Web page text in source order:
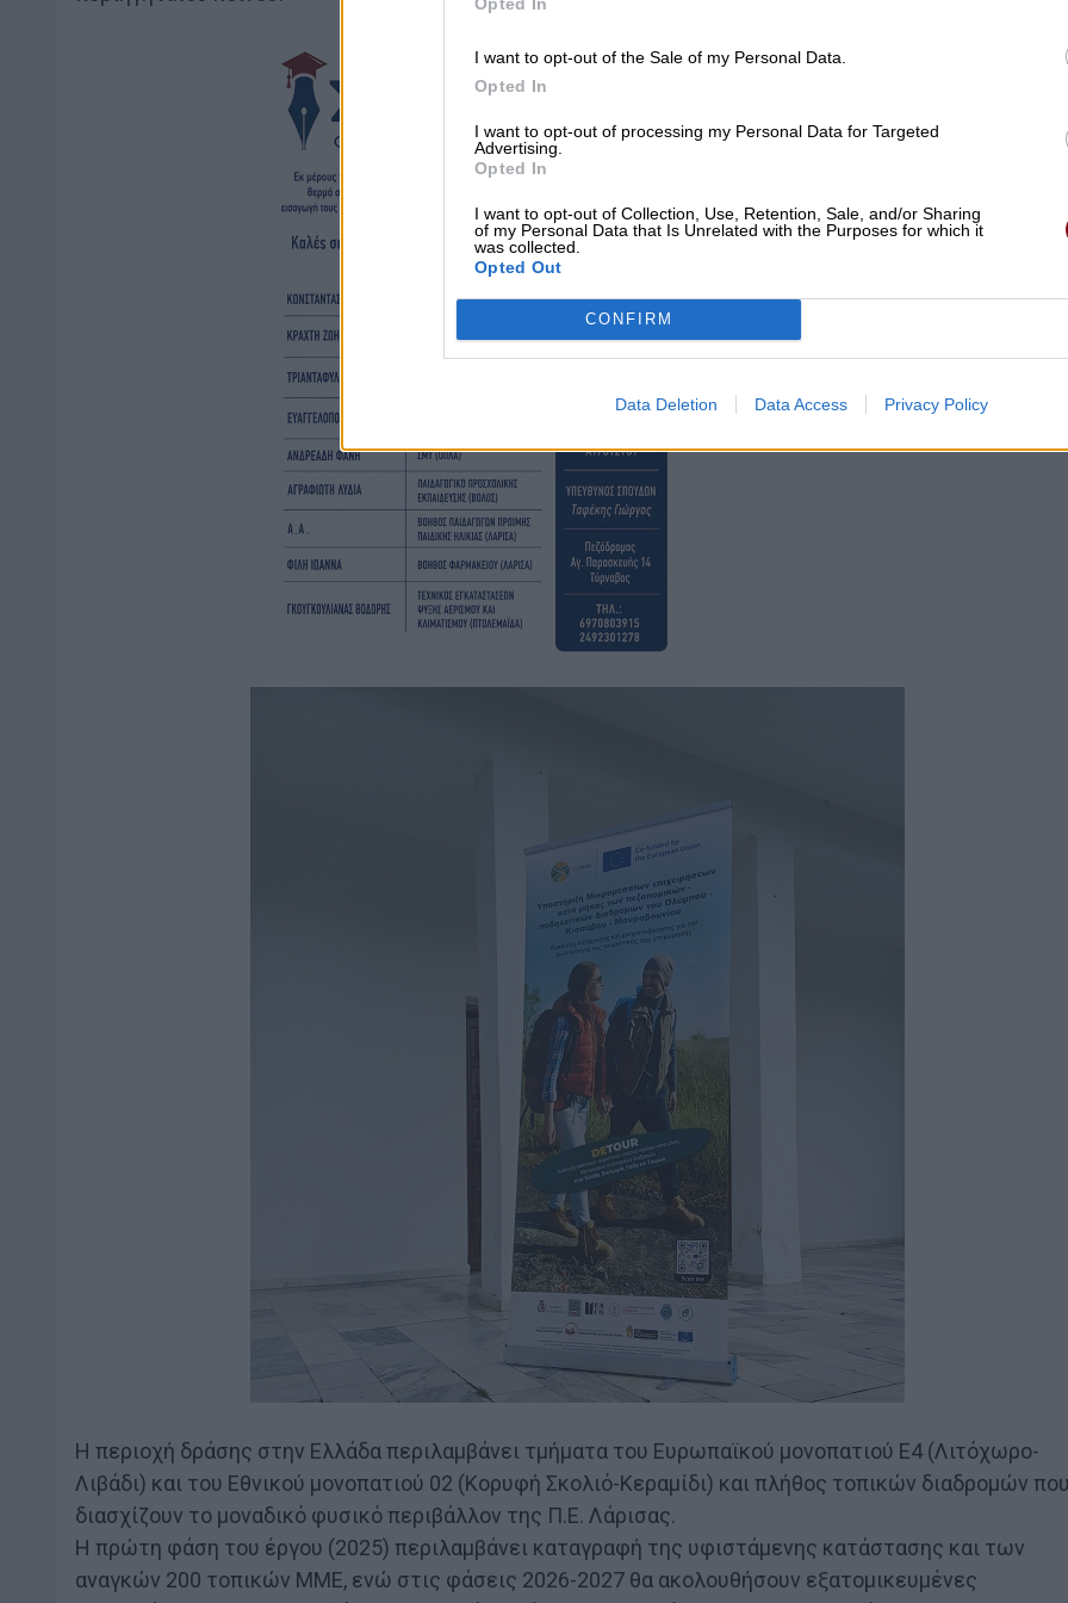
I want to opt-out of the Sale of my Personal Data.
Opted In
I want to opt-out of processing my Personal Data for Targeted
Advertising.
Opted In
I want to opt-out of Collection, Use, Retention, Sale, and/or Sharing
of my Personal Data that Is Unrelated with the Purposes for which it
was collected.
Opted Out
CONFIRM
Data Deletion Data Access Privacy Policy
Η περιοχή δράσης στην Ελλάδα περιλαμβάνει τμήματα του Ευρωπαϊκού μονοπατιού Ε4 (Λιτόχωρο-
Λιβάδι) και του Εθνικού μονοπατιού 02 (Κορυφή Σκολιό-Κεραμίδι) και πλήθος τοπικών διαδρομών
διασχίζουν το μοναδικό φυσικό περιβάλλον της Π.Ε. Λάρισας.
Η πρώτη φάση του έργου (2025) περιλαμβάνει καταγραφή της υφιστάμενης κατάστασης και των
αναγκών 200 τοπικών ΜΜΕ, ενώ στις φάσεις 2026-2027 θα ακολουθήσουν εξατομικευμένες